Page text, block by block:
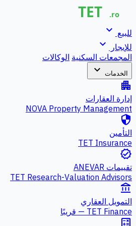
للبيع expand_more
للإيجار expand_more
المجمعات السكنية الوكالات
الخدمات expand_more
apartment
إدارة العقارات
NOVA Property Management
security
التأمين
TET Insurance
verified
تقييمات ANEVAR
TET Research-Valuation Advisors
account_balance
التمويل العقاري
TET Finance — قريبًا
calculate